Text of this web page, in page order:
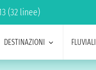
(32 linee)
DESTINAZIONI FLUVIALI